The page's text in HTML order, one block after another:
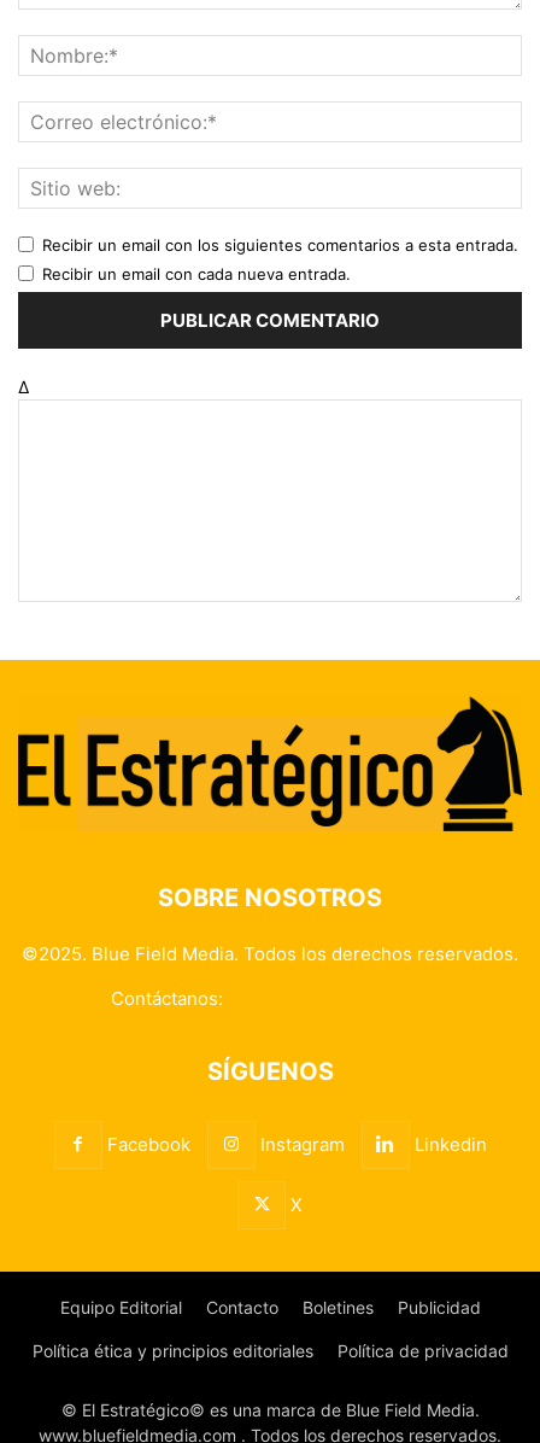
Recibir un email con los siguientes comentarios a esta entrada.
Recibir un email con cada nueva entrada.
Δ
SOBRE NOSOTROS
©2025. Blue Field Media. Todos los derechos reservados.
Contáctanos:
SÍGUENOS
Facebook Instagram Linkedin
X
Equipo Editorial Contacto Boletines Publicidad
Política ética y principios editoriales Política de privacidad
© El Estratégico© es una marca de Blue Field Media.
www.bluefieldmedia.com . Todos los derechos reservados.